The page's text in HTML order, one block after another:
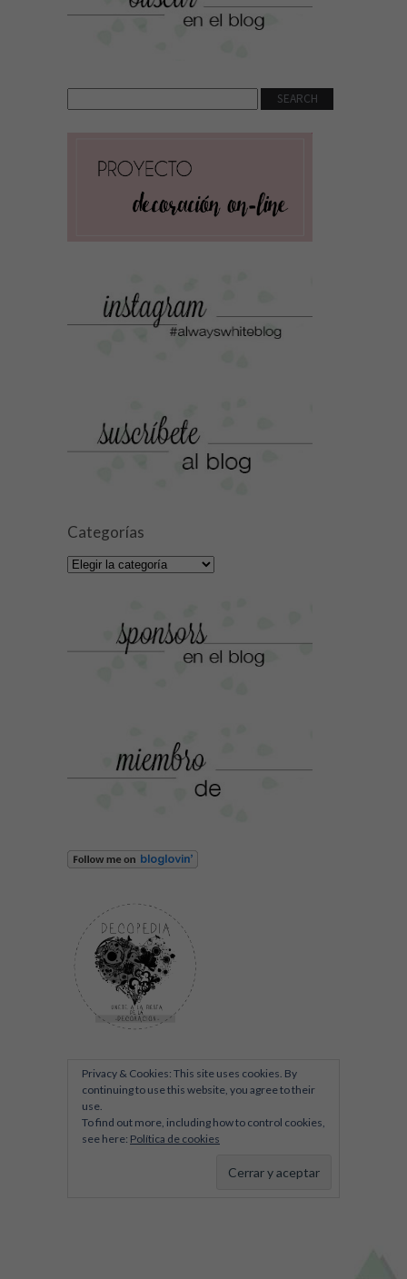
Categorías
Categorías
Privacy & Cookies: This site uses cookies. By
continuing to use this website, you agree to their
use.
To find out more, including how to control cookies,
see here: Política de cookies